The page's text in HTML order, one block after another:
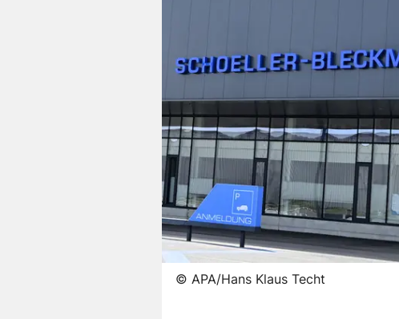
© APA/Hans Klaus Techt